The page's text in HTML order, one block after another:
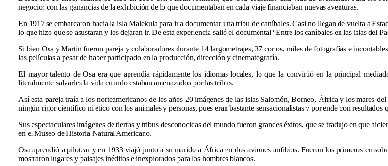
negocio: con las ganancias de la exhibición de lo que documentaban en cada viaje financiaban nuevas aventuras.
En 1917 se embarcaron hacia la isla Malekula para ir a documentar una tribu de caníbales. Casi no llegan de vuelta a
lo que hizo que se asustaran y los dejaran ir. De esta experiencia salió el documental “Entre los caníbales en las islas del
Si bien Osa y Martin fueron pareja y colaboradores durante 14 largometrajes, 37 cortos, miles de fotografías e
las películas a pesar de haber participado en la producción, dirección y cinematografía.
El mayor talento de Osa era que aprendía rápidamente los idiomas locales, lo que la convirtió en la principal
literalmente salvarles la vida cuando estaban amenazados por las tribus.
Así esta pareja traía a los norteamericanos de los años 20 imágenes de las islas Salomón, Borneo, África y los mares
ningún rigor científico ni ético con los animales y personas, pues eran bastante sensacionalistas y por ende con resultados
Sus espectaculares imágenes de tierras y tribus desconocidas del mundo fueron grandes éxitos, que se tradujo en que
en el Museo de Historia Natural Americano.
Osa aprendió a pilotear y en 1933 viajó junto a su marido a África en dos aviones anfibios. Fueron los primeros en
mostraron lugares y paisajes inéditos e inexplorados para los hombres blancos.